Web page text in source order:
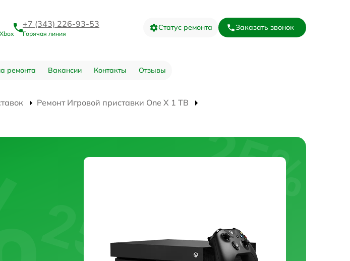
+7 (343) 226-93-53
Горячая линия
Статус ремонта Заказать звонок
ремонта Вакансии Контакты Отзывы
Ремонт Игровой приставки One X 1 TB